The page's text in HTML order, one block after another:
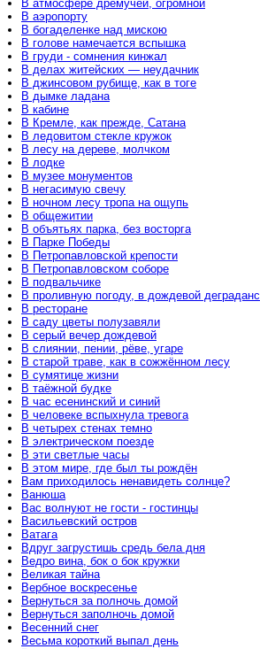
В атмосфере дремучей, огромной
В аэропорту
В богаделенке над мискою
В голове намечается вспышка
В груди - сомнения кинжал
В делах житейских — неудачник
В джинсовом рубище, как в тоге
В дымке ладана
В кабине
В Кремле, как прежде, Сатана
В ледовитом стекле кружок
В лесу на дереве, молчком
В лодке
В музее монументов
В негасимую свечу
В ночном лесу тропа на ощупь
В общежитии
В объятьях парка, без восторга
В Парке Победы
В Петропавловской крепости
В Петропавловском соборе
В подвальчике
В проливную погоду, в дождевой деграданс
В ресторане
В саду цветы полузавяли
В серый вечер дождевой
В слиянии, пении, рёве, угаре
В старой траве, как в сожжённом лесу
В сумятице жизни
В таёжной будке
В час есенинский и синий
В человеке вспыхнула тревога
В четырех стенах темно
В электрическом поезде
В эти светлые часы
В этом мире, где был ты рождён
Вам приходилось ненавидеть солнце?
Ванюша
Вас волнуют не гости - гостинцы
Васильевский остров
Ватага
Вдруг загрустишь средь бела дня
Ведро вина, бок о бок кружки
Великая тайна
Вербное воскресенье
Вернуться за полночь домой
Вернуться заполночь домой
Весенний снег
Весьма короткий выпал день